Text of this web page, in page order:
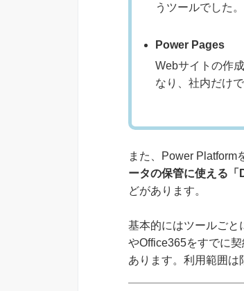
うツールでした。
Power Pages
Webサイトの作
なり、社内だけ
また、Power Platform
ータの保管に使える「
どがあります。
基本的にはツールごと
やOffice365をすでに
あります。利用範囲は